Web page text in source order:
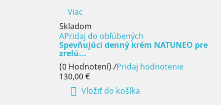
Viac
Skladom
APridaj do obľúbených
Spevňujúci denný krém NATUNEO pre
zrelú...
(0 Hodnotení) /Pridaj hodnotenie
130,00 €
 Vložiť do košíka